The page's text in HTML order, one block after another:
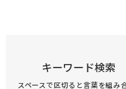
キーワード検索
スペースで区切ると言葉を組み